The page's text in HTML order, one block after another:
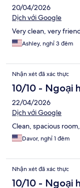
20/04/2026
Dịch với Google
Very clean, very
Ashley, nghỉ 3 đêm
Nhận xét đã xác thực
10/10 - Ngoại
22/04/2026
Dịch với Google
Clean, spacious
Davor, nghỉ 1 đêm
Nhận xét đã xác thực
10/10 - Ngoại